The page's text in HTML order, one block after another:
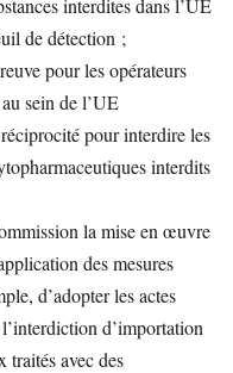
interdites dans l’UE
de détection ;
pour les opérateurs
sein de l’UE
pour interdire les
interdits
la mise en œuvre
des mesures
d’adopter les actes
d’importation
traités avec des